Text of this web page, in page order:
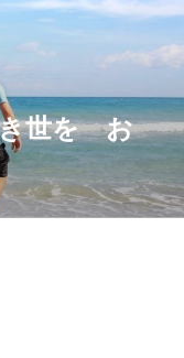
世を お